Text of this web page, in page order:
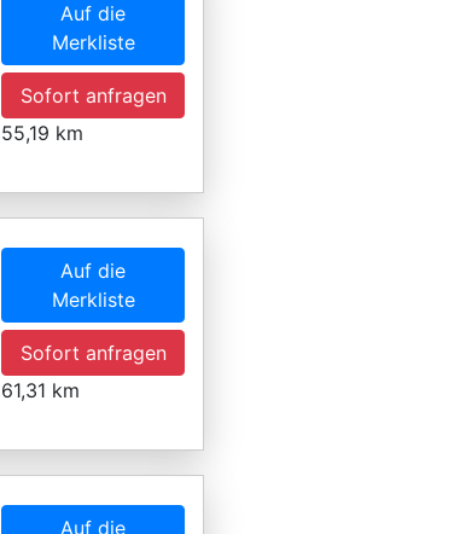
Auf die
Merkliste
Sofort anfragen
55,19 km
Auf die
Merkliste
Sofort anfragen
61,31 km
Auf die